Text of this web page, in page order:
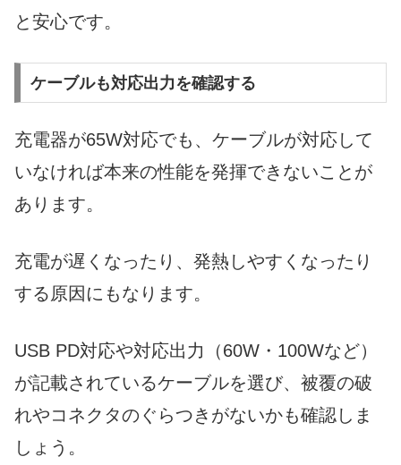
と安心です。
ケーブルも対応出力を確認する
充電器が65W対応でも、ケーブルが対応して
いなければ本来の性能を発揮できないことが
あります。
充電が遅くなったり、発熱しやすくなったり
する原因にもなります。
USB PD対応や対応出力（60W・100Wなど）
が記載されているケーブルを選び、被覆の破
れやコネクタのぐらつきがないかも確認しま
しょう。